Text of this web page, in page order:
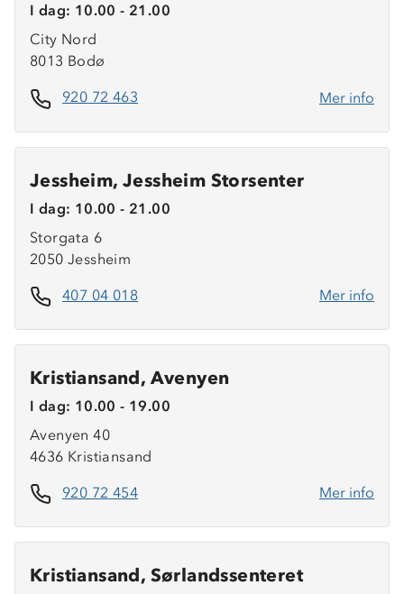
I dag: 10.00 - 21.00
City Nord
8013 Bodø
920 72 463 Mer info
Jessheim, Jessheim Storsenter
I dag: 10.00 - 21.00
Storgata 6
2050 Jessheim
407 04 018 Mer info
Kristiansand, Avenyen
I dag: 10.00 - 19.00
Avenyen 40
4636 Kristiansand
920 72 454 Mer info
Kristiansand, Sørlandssenteret